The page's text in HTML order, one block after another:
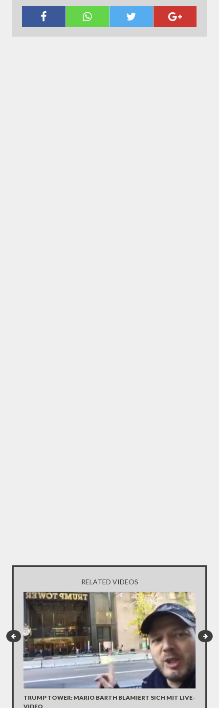
RELATED VIDEOS
TRUMP TOWER: MARIO BARTH BLAMIERT SICH MIT LIVE-
VIDEO